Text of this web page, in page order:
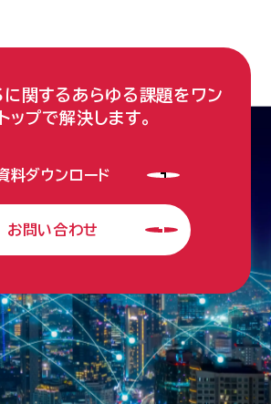
関するあらゆる課題をワン
ップで解決します。
料ダウンロード
お問い合わせ